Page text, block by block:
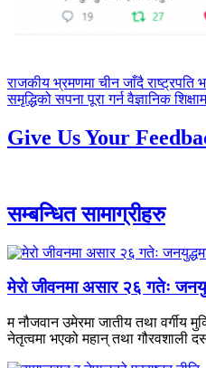
पछिल्लाे
-
राजकीय भ्रमणमा चीन जाँदै राष्ट्रपति
अघिल्लाे
समृद्धिको सपना पूरा गर्न वैज्ञानिक
Give Us Your
सम्बन्धित सामाग्रीहरु
मेरो जीवनमा असार २६ गतेः
म नौजवान उमेरमा जातीय तथा वर्गीय
नेतृत्वमा भएको महान् तथा गौरवशाली